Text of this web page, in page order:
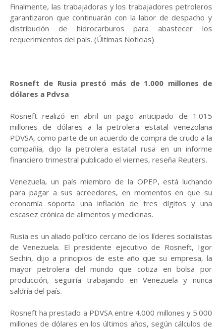
Finalmente, las trabajadoras y los trabajadores petroleros
garantizaron que continuarán con la labor de despacho y
distribución de hidrocarburos para abastecer los
requerimientos del país. (Últimas Noticias)
Rosneft de Rusia prestó más de 1.000 millones de
dólares a Pdvsa
Rosneft realizó en abril un pago anticipado de 1.015
millones de dólares a la petrolera estatal venezolana
PDVSA, como parte de un acuerdo de compra de crudo a la
compañía, dijo la petrolera estatal rusa en un informe
financiero trimestral publicado el viernes, reseña Reuters.
Venezuela, un país miembro de la OPEP, está luchando
para pagar a sus acreedores, en momentos en que su
economía soporta una inflación de tres dígitos y una
escasez crónica de alimentos y medicinas.
Rusia es un aliado político cercano de los líderes socialistas
de Venezuela. El presidente ejecutivo de Rosneft, Igor
Sechin, dijo a principios de este año que su empresa, la
mayor petrolera del mundo que cotiza en bolsa por
producción, seguiría trabajando en Venezuela y nunca
saldría del país.
Rosneft ha prestado a PDVSA entre 4.000 millones y 5.000
millones de dólares en los últimos años, según cálculos de